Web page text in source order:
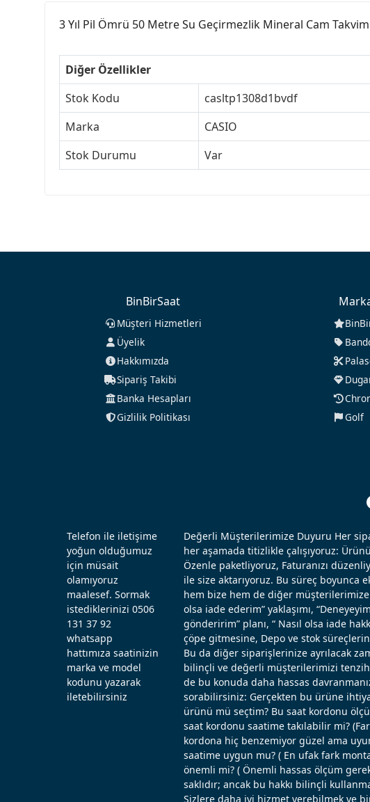
3 Yıl Pil Ömrü 50 Metre Su Geçirmezlik Mineral Cam
Diğer Özellikler
Stok Kodu
casltp1308d1bvdf
Marka
CASIO
Stok Durumu
Var
BinBirSaat
Müşteri Hizmetleri
Üyelik
Hakkımızda
Sipariş Takibi
Banka Hesapları
Gizlilik Politikası
Golf
Telefon ile iletişime
yoğun olduğumuz
için müsait
olamıyoruz
maalesef. Sormak
istediklerinizi 0506
131 37 92
whatsapp
hattımıza saatinizin
marka ve model
kodunu yazarak
iletebilirsiniz
Değerli Müşterilerimize Duyuru Her
her aşamada titizlikle çalışıyoruz:
Özenle paketliyoruz, Faturanızı
ile size aktarıyoruz. Bu süreç boyunca
hem bize hem de diğer müşterilerimize
olsa iade ederim” yaklaşımı,
gönderirim” planı, “ Nasıl olsa iade
çöpe gitmesine, Depo ve stok
Bu da diğer siparişlerinize ayrılacak
bilinçli ve değerli müşterilerimizi
de bu konuda daha hassas
sorabilirsiniz: Gerçekten bu ürüne
ürünü mü seçtim? Bu saat kordonu
saat kordonu saatime takılabilir mi?
kordona hiç benzemiyor güzel ama
saatime uygun mu? ( En ufak fark
önemli mi? ( Önemli hassas ölçüm
saklıdır; ancak bu hakkı bilinçli
Sizlere daha iyi hizmet verebilmek ve